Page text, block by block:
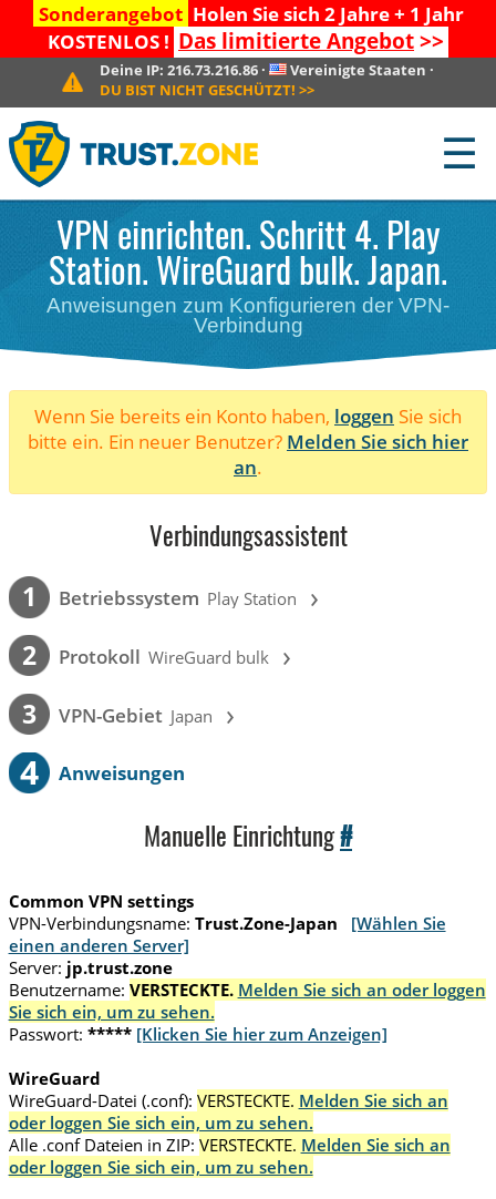
Sonderangebot Holen Sie sich 2 Jahre + 1 Jahr
KOSTENLOS ! Das limitierte Angebot>>
Deine IP:216.73.216.86 · Vereinigte Staaten ·
DU BIST NICHT GESCHÜTZT! >>
☰
VPN einrichten. Schritt 4. Play
Station. WireGuard bulk. Japan.
Anweisungen zum Konfigurieren der VPN-
Verbindung
Wenn Sie bereits ein Konto haben, loggen Sie sich
bitte ein. Ein neuer Benutzer? Melden Sie sich hier
an.
Verbindungsassistent
1 Betriebssystem Play Station ›
2 Protokoll WireGuard bulk ›
3 VPN-Gebiet Japan ›
4 Anweisungen
Manuelle Einrichtung#
Common VPN settings
VPN-Verbindungsname: Trust.Zone-Japan
[Wählen Sie
einen anderen Server]
Server: jp.trust.zone
Benutzername: VERSTECKTE. Melden Sie sich an oder loggen
Sie sich ein, um zu sehen.
Passwort: ***** [Klicken Sie hier zum Anzeigen]
WireGuard
WireGuard-Datei (.conf): VERSTECKTE. Melden Sie sich an
oder loggen Sie sich ein, um zu sehen.
Alle .conf Dateien in ZIP: VERSTECKTE. Melden Sie sich an
oder loggen Sie sich ein, um zu sehen.